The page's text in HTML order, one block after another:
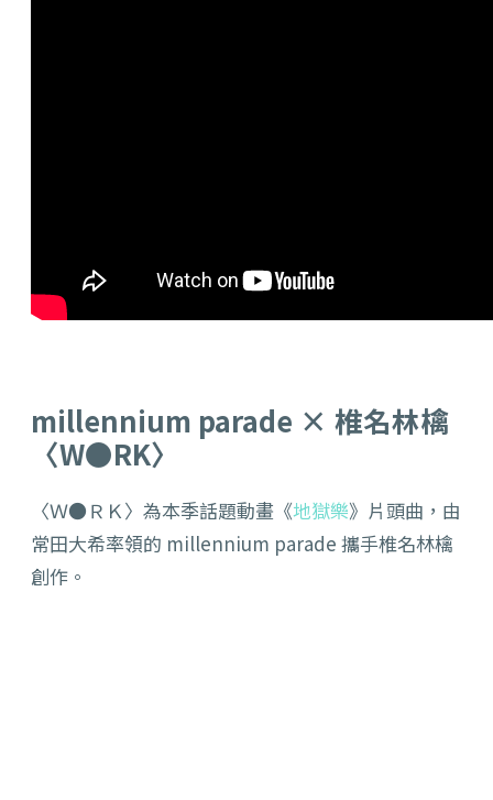
millennium parade × 椎名林檎
〈W●RK〉
〈Ｗ●ＲＫ〉為本季話題動畫《地獄樂》片頭曲，由
常田大希率領的 millennium parade 攜手椎名林檎
創作。